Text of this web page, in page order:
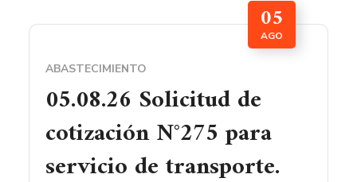
05
AGO
ABASTECIMIENTO
05.08.26 Solicitud de
cotización N°275 para
servicio de transporte.